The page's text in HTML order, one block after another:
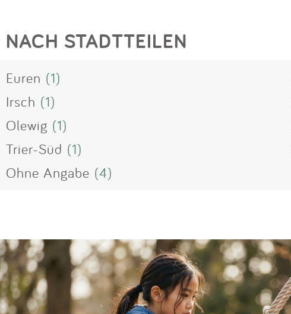
NACH STADTTEILEN
Euren (1)
Irsch (1)
Olewig (1)
Trier-Süd (1)
Ohne Angabe (4)